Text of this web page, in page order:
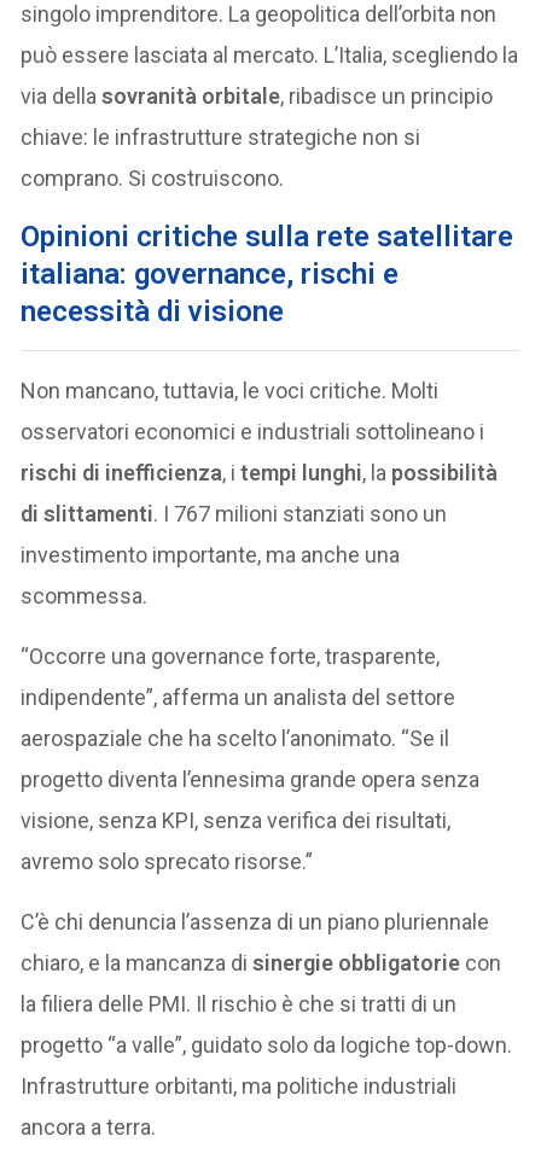
singolo imprenditore. La geopolitica dell’orbita non
può essere lasciata al mercato. L’Italia, scegliendo la
via dellasovranità orbitale, ribadisce un principio
chiave: le infrastrutture strategiche non si
comprano. Si costruiscono.
Opinioni critiche sulla rete satellitare
italiana: governance, rischi e
necessità di visione
Non mancano, tuttavia, le voci critiche. Molti
osservatori economici e industriali sottolineano i
rischi di inefficienza, itempi lunghi, la possibilità
di slittamenti. I 767 milioni stanziati sono un
investimento importante, ma anche una
scommessa.
“Occorre una governance forte, trasparente,
indipendente”, afferma un analista del settore
aerospaziale che ha scelto l’anonimato. “Se il
progetto diventa l’ennesima grande opera senza
visione, senza KPI, senza verifica dei risultati,
avremo solo sprecato risorse.”
C’è chi denuncia l’assenza di un piano pluriennale
chiaro, e la mancanza disinergie obbligatorie con
la filiera delle PMI. Il rischio è che si tratti di un
progetto “a valle”, guidato solo da logiche top-down.
Infrastrutture orbitanti, ma politiche industriali
ancora a terra.